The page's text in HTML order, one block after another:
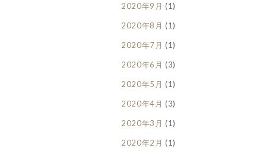
2020年9月 (1)
2020年8月 (1)
2020年7月 (1)
2020年6月 (3)
2020年5月 (1)
2020年4月 (3)
2020年3月 (1)
2020年2月 (1)